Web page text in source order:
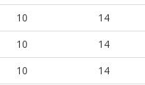
10
14
10
14
10
14